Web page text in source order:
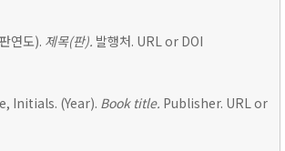
연도). 제목(판). 발행처. URL or DOI
Initials. (Year). Book title. Publisher. URL or